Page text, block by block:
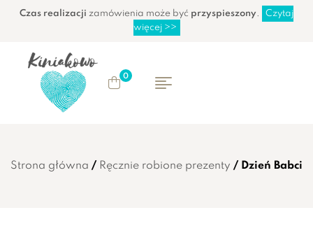
Czas realizacji zamówienia może być przyspieszony.
Czytaj
więcej >>
0
Strona główna / Ręcznie robione prezenty / Dzień Babci